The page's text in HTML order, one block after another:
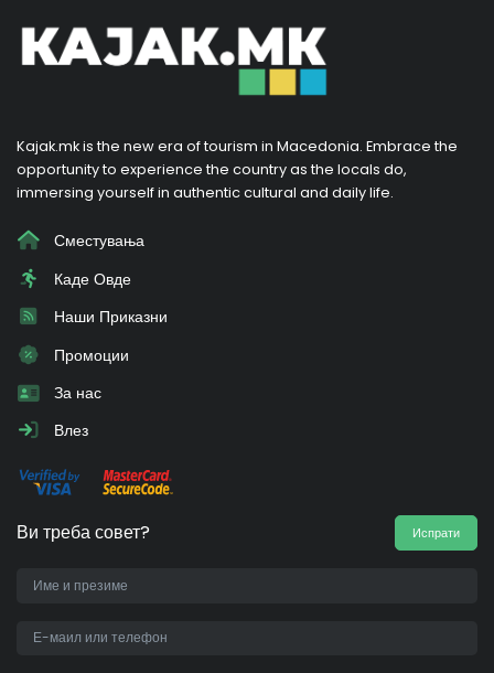
Kajak.mk is the new era of tourism in Macedonia. Embrace the
opportunity to experience the country as the locals do,
immersing yourself in authentic cultural and daily life.
Сместувања
Каде Овде
Наши Приказни
Промоции
За нас
Влез
Ви треба совет? Испрати